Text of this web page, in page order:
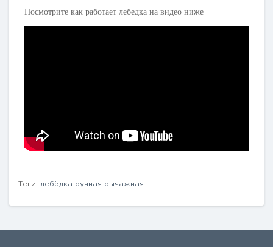
Посмотрите как работает лебедка на видео ниже
Теги: лебёдка ручная рычажная